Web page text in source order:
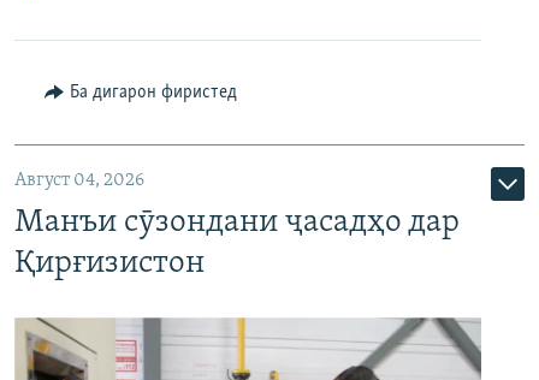
Ба дигарон фиристед
Август 04, 2026
Манъи сӯзондани ҷасадҳо дар
Қирғизистон